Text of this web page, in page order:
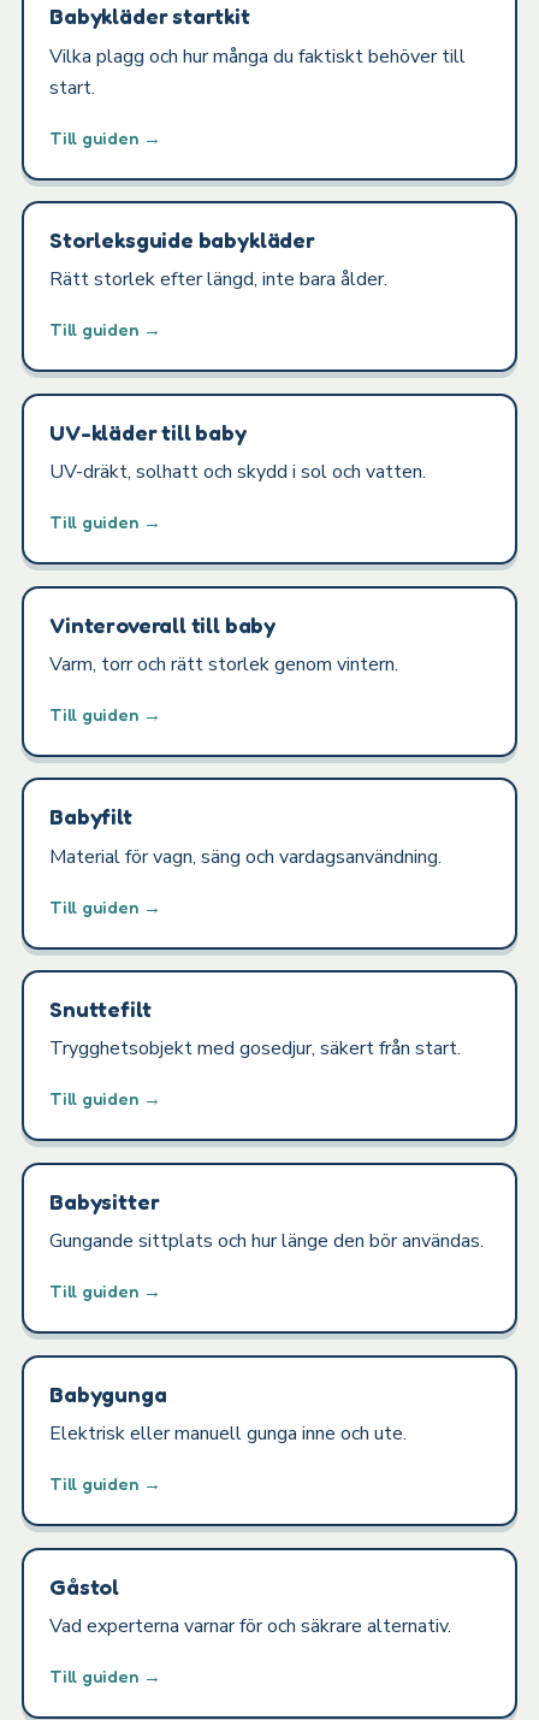
Babykläder startkit
Vilka plagg och hur många du faktiskt behöver till
start.
Till guiden →
Storleksguide babykläder
Rätt storlek efter längd, inte bara ålder.
Till guiden →
UV-kläder till baby
UV-dräkt, solhatt och skydd i sol och vatten.
Till guiden →
Vinteroverall till baby
Varm, torr och rätt storlek genom vintern.
Till guiden →
Babyfilt
Material för vagn, säng och vardagsanvändning.
Till guiden →
Snuttefilt
Trygghetsobjekt med gosedjur, säkert från start.
Till guiden →
Babysitter
Gungande sittplats och hur länge den bör användas.
Till guiden →
Babygunga
Elektrisk eller manuell gunga inne och ute.
Till guiden →
Gåstol
Vad experterna varnar för och säkrare alternativ.
Till guiden →